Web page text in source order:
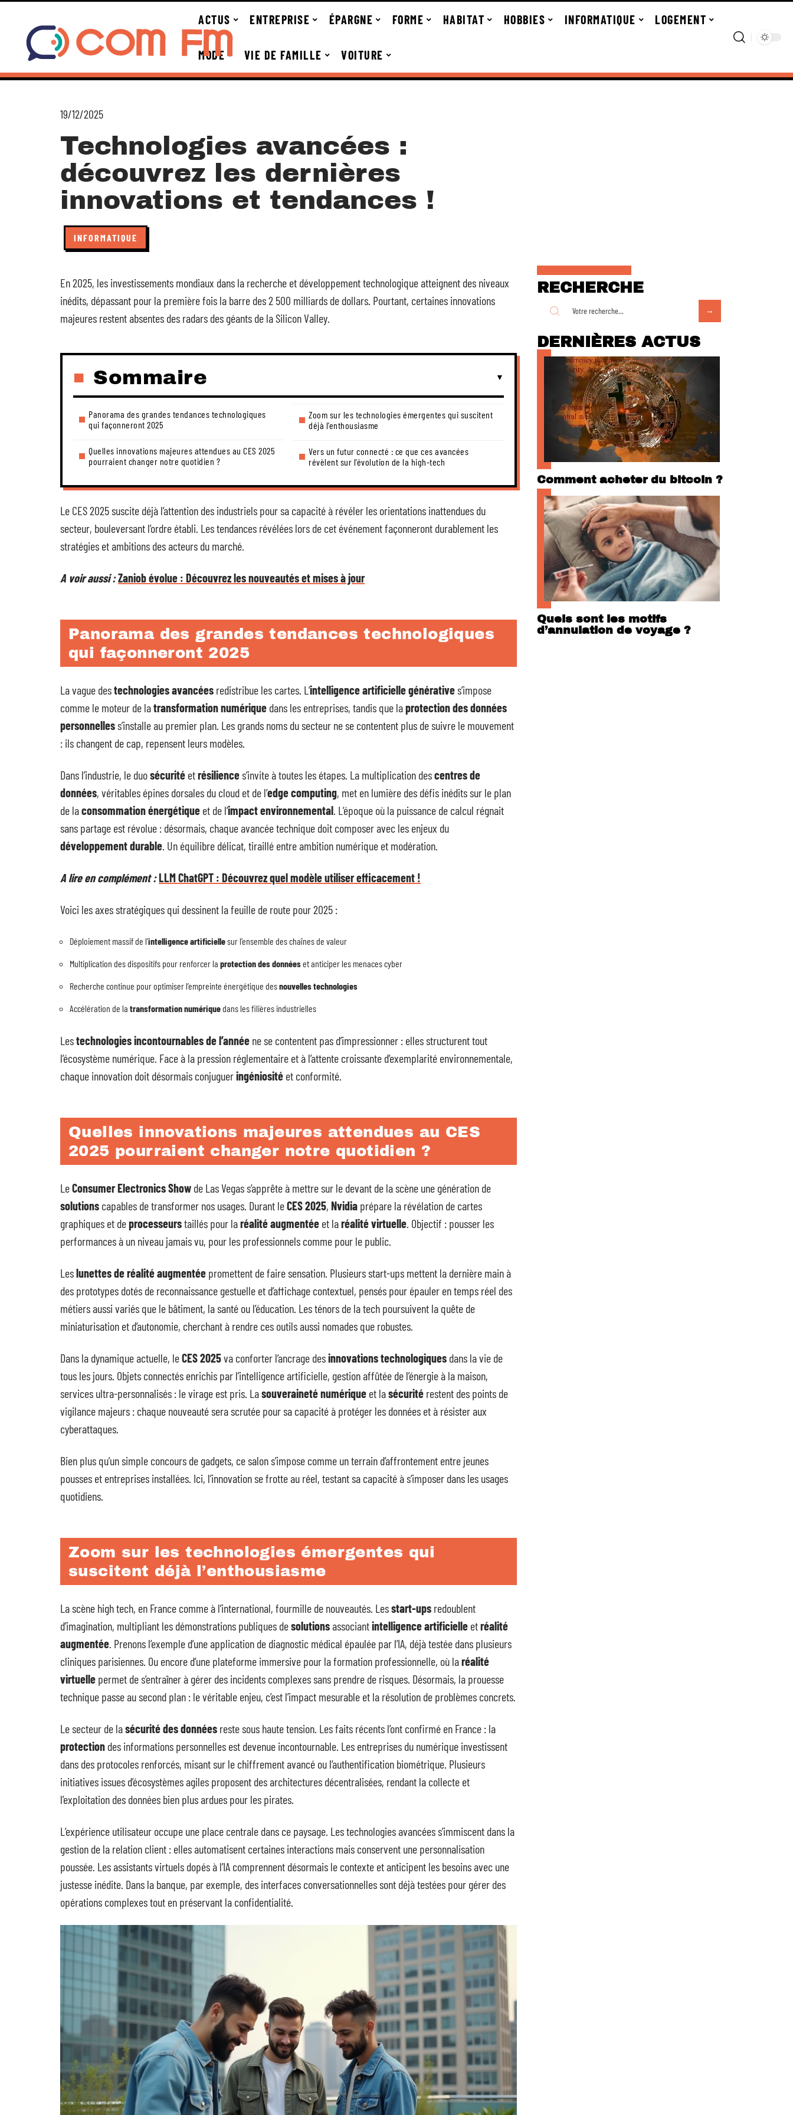
ACTUS ENTREPRISE ÉPARGNE FORME HABITAT HOBBIES INFORMATIQUE LOGEMENT
MODE VIE DE FAMILLE VOITURE
19/12/2025
Technologies avancées :
découvrez les dernières
innovations et tendances !
INFORMATIQUE
En 2025, les investissements mondiaux dans la recherche et développement technologique atteignent des niveaux
inédits, dépassant pour la première fois la barre des 2 500 milliards de dollars. Pourtant, certaines innovations
majeures restent absentes des radars des géants de la Silicon Valley.
Sommaire
Panorama des grandes tendances technologiques
qui façonneront 2025
Quelles innovations majeures attendues au CES 2025
pourraient changer notre quotidien ?
Zoom sur les technologies émergentes qui suscitent
déjà l’enthousiasme
Vers un futur connecté : ce que ces avancées
révèlent sur l’évolution de la high-tech
Le CES 2025 suscite déjà l’attention des industriels pour sa capacité à révéler les orientations inattendues du
secteur, bouleversant l’ordre établi. Les tendances révélées lors de cet événement façonneront durablement les
stratégies et ambitions des acteurs du marché.
A voir aussi :Zaniob évolue : Découvrez les nouveautés et mises à jour
Panorama des grandes tendances technologiques
qui façonneront 2025
La vague destechnologies avancées redistribue les cartes. L’intelligence artificielle génératives’impose
comme le moteur de latransformation numérique dans les entreprises, tandis que laprotection des données
personnelless’installe au premier plan. Les grands noms du secteur ne se contentent plus de suivre le mouvement
: ils changent de cap, repensent leurs modèles.
Dans l’industrie, le duosécurité etrésiliences’invite à toutes les étapes. La multiplication descentres de
données, véritables épines dorsales du cloud et de l’edge computing, met en lumière des défis inédits sur le plan
de laconsommation énergétique et de l’impact environnemental. L’époque où la puissance de calcul régnait
sans partage est révolue : désormais, chaque avancée technique doit composer avec les enjeux du
développement durable. Un équilibre délicat, tiraillé entre ambition numérique et modération.
A lire en complément :LLM ChatGPT : Découvrez quel modèle utiliser efficacement !
Voici les axes stratégiques qui dessinent la feuille de route pour 2025 :
Déploiement massif de l’intelligence artificiellesur l’ensemble des chaînes de valeur
Multiplication des dispositifs pour renforcer la protection des donnéeset anticiper les menaces cyber
Recherche continue pour optimiser l’empreinte énergétique desnouvelles technologies
Accélération de la transformation numériquedans les filières industrielles
Lestechnologies incontournables de l’année ne se contentent pas d’impressionner : elles structurent tout
l’écosystème numérique. Face à la pression réglementaire et à l’attente croissante d’exemplarité environnementale,
chaque innovation doit désormais conjugueringéniosité et conformité.
Quelles innovations majeures attendues au CES
2025 pourraient changer notre quotidien ?
LeConsumer Electronics Show de Las Vegas s’apprête à mettre sur le devant de la scène une génération de
solutions capables de transformer nos usages. Durant leCES 2025, Nvidia prépare la révélation de cartes
graphiques et deprocesseurstaillés pour laréalité augmentée et laréalité virtuelle. Objectif : pousser les
performances à un niveau jamais vu, pour les professionnels comme pour le public.
Leslunettes de réalité augmentée promettent de faire sensation. Plusieurs start-ups mettent la dernière main à
des prototypes dotés de reconnaissance gestuelle et d’affichage contextuel, pensés pour épauler en temps réel des
métiers aussi variés que le bâtiment, la santé ou l’éducation. Les ténors de la tech poursuivent la quête de
miniaturisation et d’autonomie, cherchant à rendre ces outils aussi nomades que robustes.
Dans la dynamique actuelle, leCES 2025va conforter l’ancrage desinnovations technologiques dans la vie de
tous les jours. Objets connectés enrichis par l’intelligence artificielle, gestion affûtée de l’énergie à la maison,
services ultra-personnalisés : le virage est pris. Lasouveraineté numérique et lasécurité restent des points de
vigilance majeurs : chaque nouveauté sera scrutée pour sa capacité à protéger les données et à résister aux
cyberattaques.
Bien plus qu’un simple concours de gadgets, ce salon s’impose comme un terrain d’affrontement entre jeunes
pousses et entreprises installées. Ici, l’innovation se frotte au réel, testant sa capacité à s’imposer dans les usages
quotidiens.
Zoom sur les technologies émergentes qui
suscitent déjà l’enthousiasme
La scène high tech, en France comme à l’international, fourmille de nouveautés. Lesstart-ups redoublent
d’imagination, multipliant les démonstrations publiques desolutionsassociantintelligence artificielle etréalité
augmentée. Prenons l’exemple d’une application de diagnostic médical épaulée par l’IA, déjà testée dans plusieurs
cliniques parisiennes. Ou encore d’une plateforme immersive pour la formation professionnelle, où laréalité
virtuelle permet de s’entraîner à gérer des incidents complexes sans prendre de risques. Désormais, la prouesse
technique passe au second plan : le véritable enjeu, c’est l’impact mesurable et la résolution de problèmes concrets.
Le secteur de lasécurité des données reste sous haute tension. Les faits récents l’ont confirmé en France : la
protection des informations personnelles est devenue incontournable. Les entreprises du numérique investissent
dans des protocoles renforcés, misant sur le chiffrement avancé ou l’authentification biométrique. Plusieurs
initiatives issues d’écosystèmes agiles proposent des architectures décentralisées, rendant la collecte et
l’exploitation des données bien plus ardues pour les pirates.
L’expérience utilisateur occupe une place centrale dans ce paysage. Les technologies avancées s’immiscent dans la
gestion de la relation client : elles automatisent certaines interactions mais conservent une personnalisation
poussée. Les assistants virtuels dopés à l’IA comprennent désormais le contexte et anticipent les besoins avec une
justesse inédite. Dans la banque, par exemple, des interfaces conversationnelles sont déjà testées pour gérer des
opérations complexes tout en préservant la confidentialité.
RECHERCHE
DERNIÈRES ACTUS
Comment acheter du bitcoin ?
Quels sont les motifs
d’annulation de voyage ?